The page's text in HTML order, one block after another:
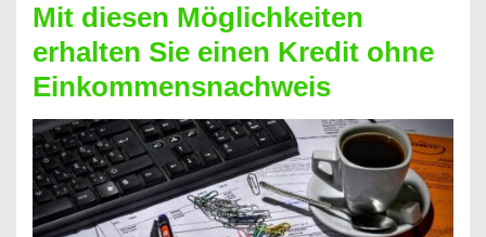
Mit diesen Möglichkeiten
erhalten Sie einen Kredit ohne
Einkommensnachweis